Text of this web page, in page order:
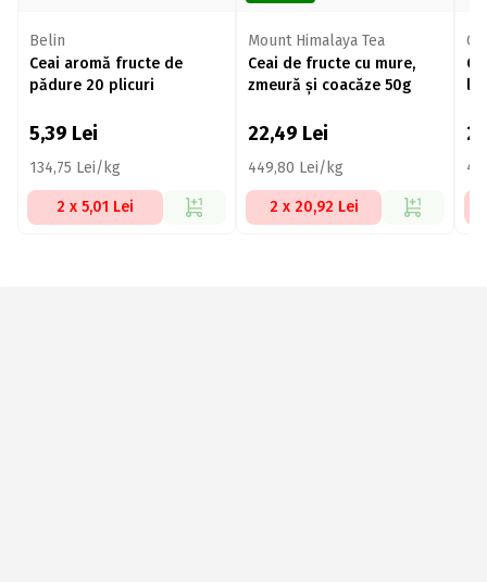
Belin
Ceai aromă fructe de
pădure 20 plicuri
5,39 Lei
134,75 Lei/kg
2 x 5,01 Lei
Mount Himalaya Tea
Ceai de fructe cu mure,
zmeură și coacăze 50g
22,49 Lei
449,80 Lei/kg
2 x 20,92 Lei